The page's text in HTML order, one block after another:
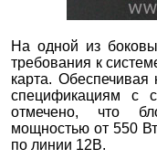
На одной из
требования к
карта. Обеспечивая
спецификациям с
отмечено, что
мощностью от 550
по линии 12В.